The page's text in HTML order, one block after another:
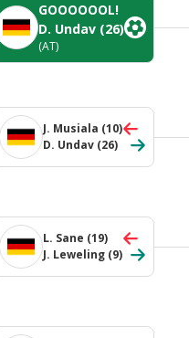
GOOOOOOL!
D. Undav (26)
(AT)
J. Musiala (10)
D. Undav (26)
L. Sane (19)
J. Leweling (9)